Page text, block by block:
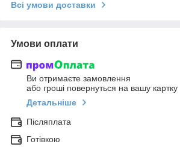
Всі умови доставки
Умови оплати
Ви отримаєте замовлення
або гроші повернуться на вашу картку
Детальніше
Післяплата
Готівкою